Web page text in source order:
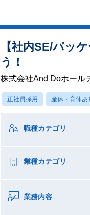
【社内SE/パッ
う！
株式会社And Doホール
正社員採用 産休・育休あ
職種カテゴリ
業種カテゴリ
業務内容